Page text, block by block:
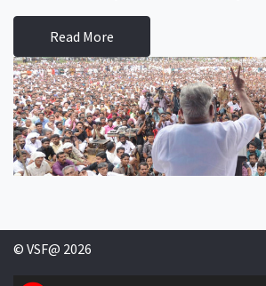
Read More
© VSF@ 2026